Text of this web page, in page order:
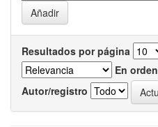
Resultados por página
En orden
Autor/registro